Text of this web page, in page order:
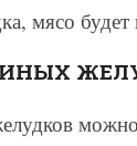
мясо будет